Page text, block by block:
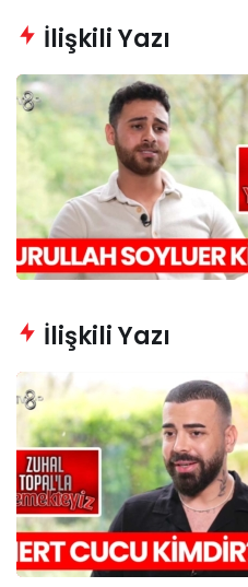
İlişkili Yazı
İlişkili Yazı